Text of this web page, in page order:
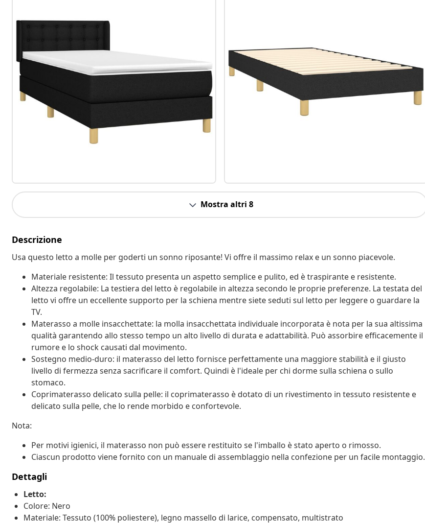
Mostra altri 8
Descrizione
Usa questo letto a molle per goderti un sonno riposante! Vi offre il massimo relax e un sonno piacevole.
Materiale resistente: Il tessuto presenta un aspetto semplice e pulito, ed è traspirante e resistente.
Altezza regolabile: La testiera del letto è regolabile in altezza secondo le proprie preferenze. La testata del
letto vi offre un eccellente supporto per la schiena mentre siete seduti sul letto per leggere o guardare la
TV.
Materasso a molle insacchettate: la molla insacchettata individuale incorporata è nota per la sua altissima
qualità garantendo allo stesso tempo un alto livello di durata e adattabilità. Può assorbire efficacemente il
rumore e lo shock causati dal movimento.
Sostegno medio-duro: il materasso del letto fornisce perfettamente una maggiore stabilità e il giusto
livello di fermezza senza sacrificare il comfort. Quindi è l'ideale per chi dorme sulla schiena o sullo
stomaco.
Coprimaterasso delicato sulla pelle: il coprimaterasso è dotato di un rivestimento in tessuto resistente e
delicato sulla pelle, che lo rende morbido e confortevole.
Nota:
Per motivi igienici, il materasso non può essere restituito se l'imballo è stato aperto o rimosso.
Ciascun prodotto viene fornito con un manuale di assemblaggio nella confezione per un facile montaggio.
Dettagli
Letto:
Colore: Nero
Materiale: Tessuto (100% poliestere), legno massello di larice, compensato, multistrato